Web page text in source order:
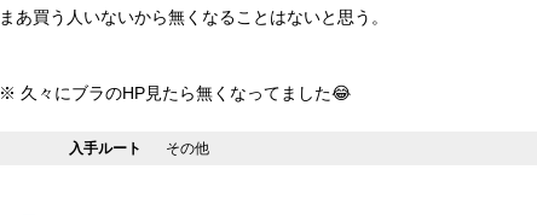
まあ買う人いないから無くなることはないと思う。
※ 久々にブラのHP見たら無くなってました😂
入手ルート その他